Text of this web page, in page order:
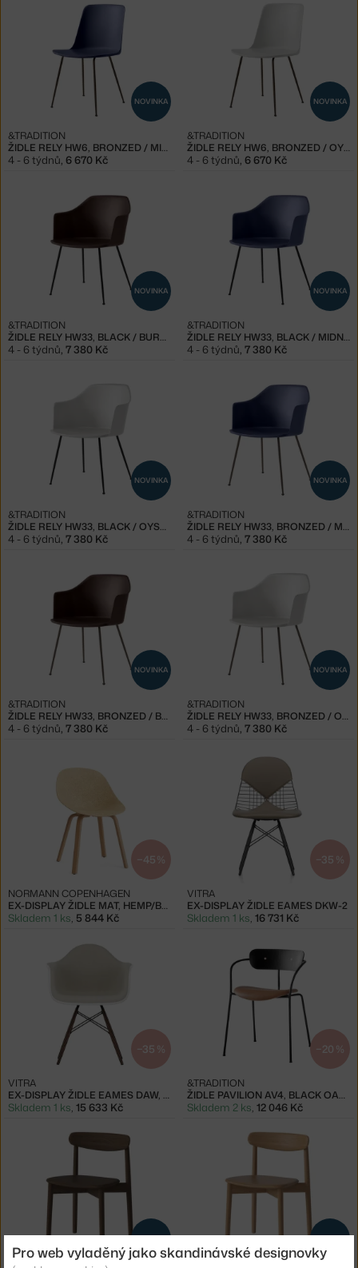
NOVINKA
ŽIDLE RELY HW6, BRONZED / MIDNIGHT
&TRADITION
4 - 6 týdnů, 6 670 Kč
NOVINKA
ŽIDLE RELY HW6, BRONZED / OYSTER
&TRADITION
4 - 6 týdnů, 6 670 Kč
NOVINKA
ŽIDLE RELY HW33, BLACK / BURNT UMBER
&TRADITION
4 - 6 týdnů, 7 380 Kč
NOVINKA
ŽIDLE RELY HW33, BLACK / MIDNIGHT
&TRADITION
4 - 6 týdnů, 7 380 Kč
NOVINKA
ŽIDLE RELY HW33, BLACK / OYSTER
&TRADITION
4 - 6 týdnů, 7 380 Kč
NOVINKA
ŽIDLE RELY HW33, BRONZED / MIDNIGHT
&TRADITION
4 - 6 týdnů, 7 380 Kč
NOVINKA
ŽIDLE RELY HW33, BRONZED / BURNT UMBER
&TRADITION
4 - 6 týdnů, 7 380 Kč
NOVINKA
ŽIDLE RELY HW33, BRONZED / OYSTER
&TRADITION
4 - 6 týdnů, 7 380 Kč
−45 %
EX-DISPLAY ŽIDLE MAT, HEMP/BEECH
NORMANN COPENHAGEN
Skladem 1 ks, 5 844 Kč
−35 %
EX-DISPLAY ŽIDLE EAMES DKW-2
VITRA
Skladem 1 ks, 16 731 Kč
−35 %
EX-DISPLAY ŽIDLE EAMES DAW, WARMGREY/IVORY
VITRA
Skladem 1 ks, 15 633 Kč
−20 %
ŽIDLE PAVILION AV4, BLACK OAK / COGNAC
&TRADITION
Skladem 2 ks, 12 046 Kč
NOVINKA NOVINKA
Pro web vyladěný jako skandinávské designovky